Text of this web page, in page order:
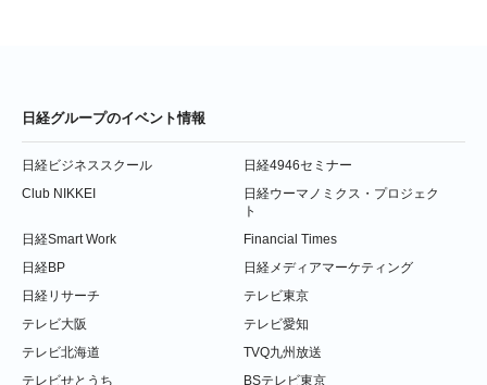
日経グループのイベント情報
日経ビジネススクール
日経4946セミナー
Club NIKKEI
日経ウーマノミクス・プロジェク
ト
日経Smart Work
Financial Times
日経BP
日経メディアマーケティング
日経リサーチ
テレビ東京
テレビ大阪
テレビ愛知
テレビ北海道
TVQ九州放送
テレビせとうち
BSテレビ東京